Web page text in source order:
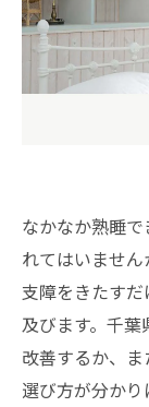
なかなか熟睡
れてはいませ
支障をきたす
及びます。千
改善するか、
選び方が分か